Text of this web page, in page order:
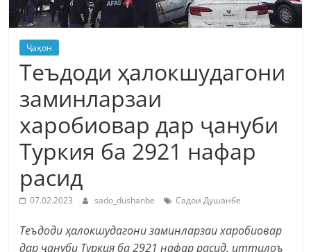
Ҷаҳон
Теъдоди ҳалокшудагони
заминларзаи
харобиовар дар ҷануби
Туркия ба 2921 нафар
расид
07.02.2023 sado_dushanbe Садои Душанбе
Теъдоди ҳалокшудагони заминларзаи харобиовар
дар ҷануби Туркия ба 2921 нафар расид, иттилоъ